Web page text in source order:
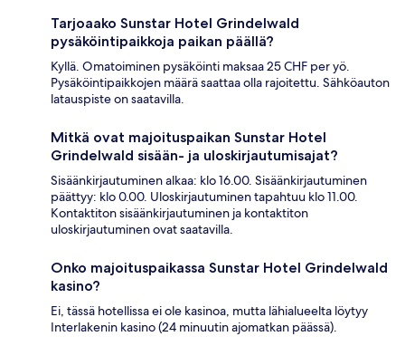
Tarjoaako Sunstar Hotel Grindelwald
pysäköintipaikkoja paikan päällä?
Kyllä. Omatoiminen pysäköinti maksaa 25 CHF per yö.
Pysäköintipaikkojen määrä saattaa olla rajoitettu. Sähköauton
latauspiste on saatavilla.
Mitkä ovat majoituspaikan Sunstar Hotel
Grindelwald sisään- ja uloskirjautumisajat?
Sisäänkirjautuminen alkaa: klo 16.00. Sisäänkirjautuminen
päättyy: klo 0.00. Uloskirjautuminen tapahtuu klo 11.00.
Kontaktiton sisäänkirjautuminen ja kontaktiton
uloskirjautuminen ovat saatavilla.
Onko majoituspaikassa Sunstar Hotel Grindelwald
kasino?
Ei, tässä hotellissa ei ole kasinoa, mutta lähialueelta löytyy
Interlakenin kasino (24 minuutin ajomatkan päässä).